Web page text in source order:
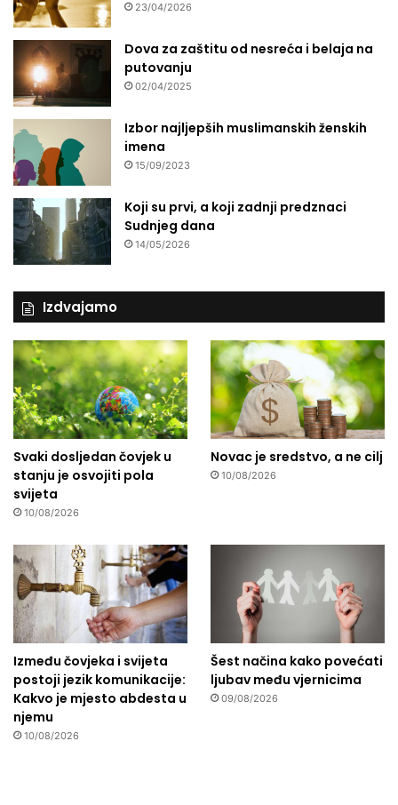
23/04/2026
Dova za zaštitu od nesreća i belaja na
putovanju
02/04/2025
Izbor najljepših muslimanskih ženskih
imena
15/09/2023
Koji su prvi, a koji zadnji predznaci
Sudnjeg dana
14/05/2026
Izdvajamo
Svaki dosljedan čovjek u
stanju je osvojiti pola
svijeta
10/08/2026
Novac je sredstvo, a ne cilj
10/08/2026
Između čovjeka i svijeta
postoji jezik komunikacije:
Kakvo je mjesto abdesta u
njemu
10/08/2026
Šest načina kako povećati
ljubav među vjernicima
09/08/2026